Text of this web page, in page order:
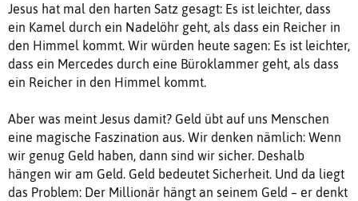
Jesus hat mal den harten Satz gesagt: Es ist leichter, dass
ein Kamel durch ein Nadelöhr geht, als dass ein Reicher in
den Himmel kommt. Wir würden heute sagen: Es ist leichter,
dass ein Mercedes durch eine Büroklammer geht, als dass
ein Reicher in den Himmel kommt.
Aber was meint Jesus damit? Geld übt auf uns Menschen
eine magische Faszination aus. Wir denken nämlich: Wenn
wir genug Geld haben, dann sind wir sicher. Deshalb
hängen wir am Geld. Geld bedeutet Sicherheit. Und da liegt
das Problem: Der Millionär hängt an seinem Geld – er denkt